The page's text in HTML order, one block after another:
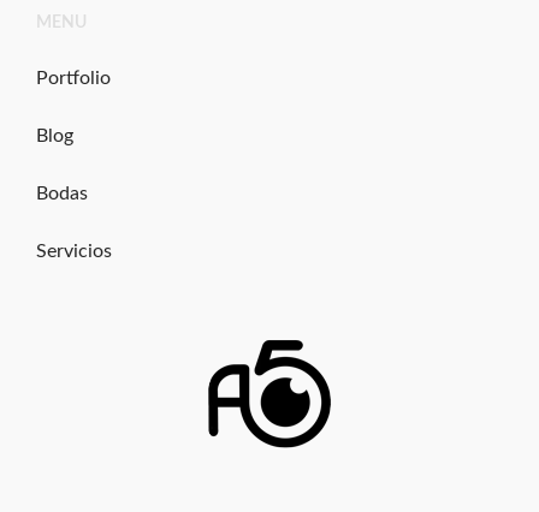
contenido
MENU
Portfolio
Blog
Bodas
Servicios